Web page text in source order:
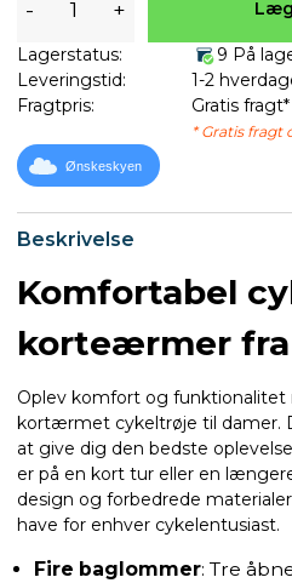
Beskrivelse
Komfortabel
korteærmer fra
Oplev komfort og funktionalitet
kortærmet cykeltrøje til damer.
at give dig den bedste
er på en kort tur eller en
design og forbedrede
have for enhver cykelentusiast.
Fire baglommer: Tre
- +
Lagerstatus:
9 På
Leveringstid:
1-2
Fragtpris:
Gratis fragt*
* Gratis fragt
Ønskeskyen